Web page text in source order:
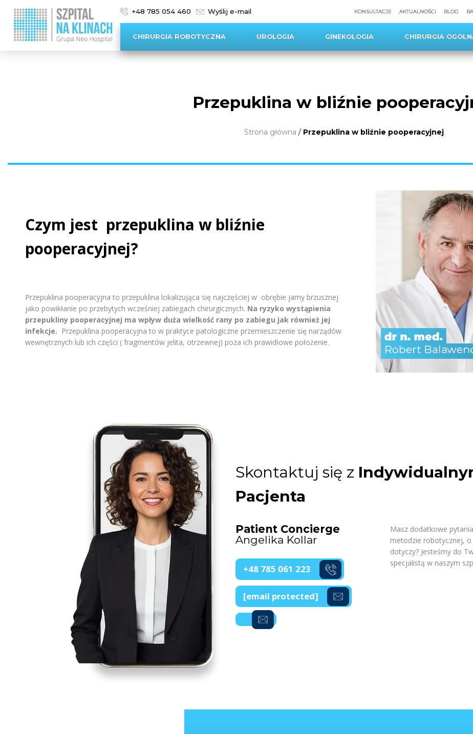
+48 785 054 460 Wyślij e-mail KONSULTACJE AKTUALNOŚCI BLOG
CHIRURGIA ROBOTYCZNA UROLOGIA GINEKOLOGIA CHIRURGIA
Przepuklina w bliźnie
Strona główna / Przepuklina w bliźnie pooperacyjnej
Czym jest przepuklina w bliźnie
pooperacyjnej?
Przepuklina pooperacyjna to przepuklina lokalizująca się najczęściej w obrębie jamy brzusznej
jako powikłanie po przebytych wcześniej zabiegach chirurgicznych. Na ryzyko wystąpienia
przepukliny pooperacyjnej ma wpływ duża wielkość rany po zabiegu jak również jej
infekcje. Przepuklina pooperacyjna to w praktyce patologiczne przemieszczenie się narządów
wewnętrznych lub ich części ( fragmentów jelita, otrzewnej) poza ich prawidłowe położenie.
Skontaktuj się z
Pacjenta
Patient Concierge
Angelika Kollar
+48 785 061 223
[email protected]
Masz dodatkowe
metodzie robotycznej, o
dotyczy? Jesteśmy do
specjalistą w naszym